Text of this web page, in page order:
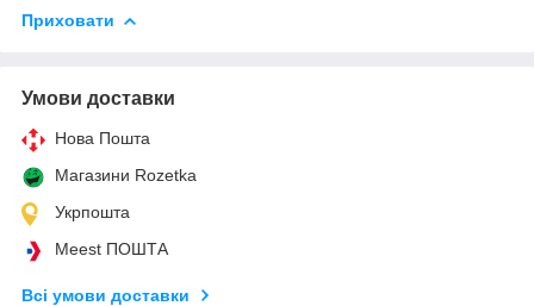
Приховати
Умови доставки
Нова Пошта
Магазини Rozetka
Укрпошта
Meest ПОШТА
Всі умови доставки